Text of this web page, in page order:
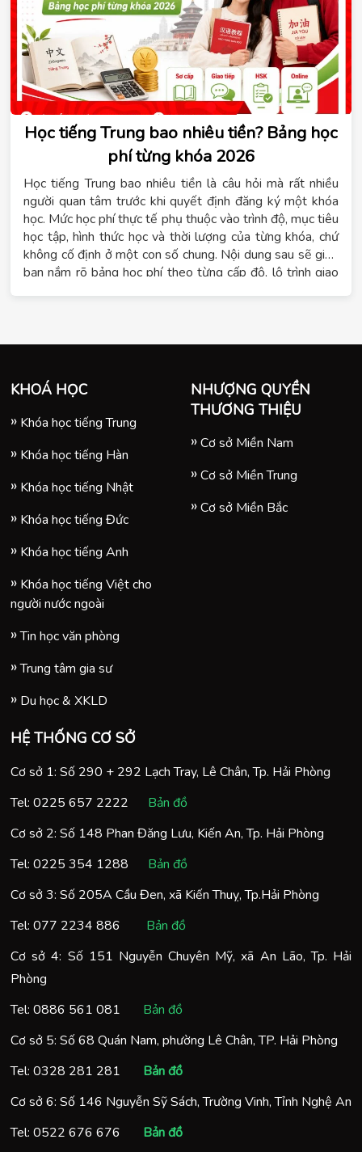
Học tiếng Trung bao nhiêu tiền? Bảng học
phí từng khóa 2026
Học tiếng Trung bao nhiêu tiền là câu hỏi mà rất nhiều
người quan tâm trước khi quyết định đăng ký một khóa
học. Mức học phí thực tế phụ thuộc vào trình độ, mục tiêu
học tập, hình thức học và thời lượng của từng khóa, chứ
không cố định ở một con số chung. Nội dung sau sẽ giúp
bạn nắm rõ bảng học phí theo từng cấp độ, lộ trình giao
KHOÁ HỌC
Khóa học tiếng Trung
Khóa học tiếng Hàn
Khóa học tiếng Nhật
Khóa học tiếng Đức
Khóa học tiếng Anh
Khóa học tiếng Việt cho
người nước ngoài
Tin học văn phòng
Trung tâm gia sư
Du học & XKLD
NHƯỢNG QUYỀN
THƯƠNG THIỆU
Cơ sở Miền Nam
Cơ sở Miền Trung
Cơ sở Miền Bắc
HỆ THỐNG CƠ SỞ
Cơ sở 1: Số 290 + 292 Lạch Tray, Lê Chân, Tp. Hải Phòng
Tel: 0225 657 2222
Bản đồ
Cơ sở 2: Số 148 Phan Đăng Lưu, Kiến An, Tp. Hải Phòng
Tel: 0225 354 1288
Bản đồ
Cơ sở 3: Số 205A Cầu Đen, xã Kiến Thuỵ, Tp.Hải Phòng
Tel: 077 2234 886
Bản đồ
Cơ sở 4: Số 151 Nguyễn Chuyên Mỹ, xã An Lão, Tp. Hải
Phòng
Tel: 0886 561 081
Bản đồ
Cơ sở 5: Số 68 Quán Nam, phường Lê Chân, TP. Hải Phòng
Tel: 0328 281 281
Bản đồ
Cơ sở 6: Số 146 Nguyễn Sỹ Sách, Trường Vinh, Tỉnh Nghệ An
Tel: 0522 676 676
Bản đồ